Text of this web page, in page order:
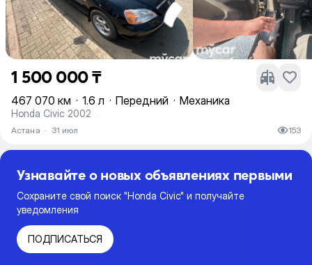
1 500 000 ₸
467 070 км · 1.6 л · Передний · Механика
Honda Civic 2002
Астана · 31 июл 153
Узнавайте о новых объявлениях первыми
Сохраните свой поиск "Honda Civic" и получайте
уведомления
ПОДПИСАТЬСЯ